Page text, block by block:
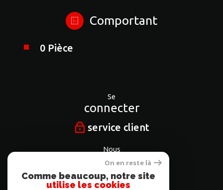
Comportant
0 Pièce
Se
connecter
service client
Nous
suivre
On en reste là
Comme beaucoup, notre site
utilise les cookies